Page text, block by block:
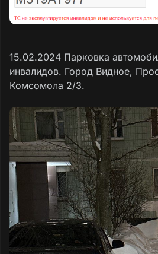
15.02.2024 Парковка
инвалидов. Город Видное,
Комсомола 2/3.